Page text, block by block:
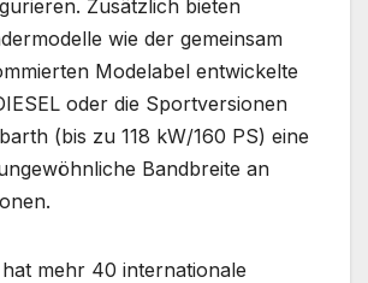
Zusätzlich bieten
wie der gemeinsam
Modelabel entwickelte
oder die Sportversionen
(bis zu 118 kW/160 PS) eine
Bandbreite an
mehr 40 internationale